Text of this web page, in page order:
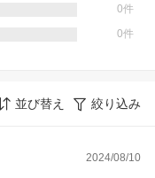
0件
0件
並び替え 絞り込み
2024/08/10